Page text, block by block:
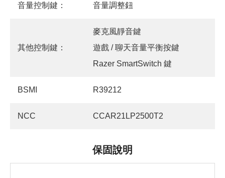
音量控制鍵： 音量調整鈕
其他控制鍵：
麥克風靜音鍵
遊戲 / 聊天音量平衡按鍵
Razer SmartSwitch 鍵
BSMI R39212
NCC CCAR21LP2500T2
保固說明